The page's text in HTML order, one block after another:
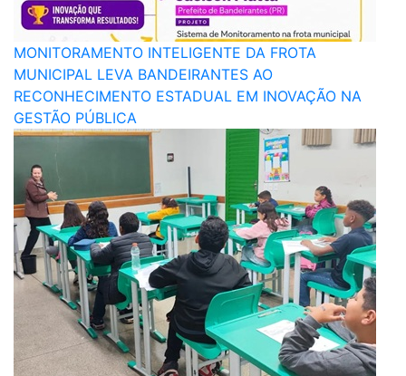
MONITORAMENTO INTELIGENTE DA FROTA
MUNICIPAL LEVA BANDEIRANTES AO
RECONHECIMENTO ESTADUAL EM INOVAÇÃO NA
GESTÃO PÚBLICA